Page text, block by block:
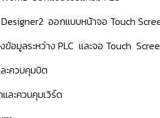
ออกแบบหน้าจอ Touch
ข้อมูลระหว่าง PLC และจอ Touch
ะควบคุมบิต
ละควบคุมเวิร์ด